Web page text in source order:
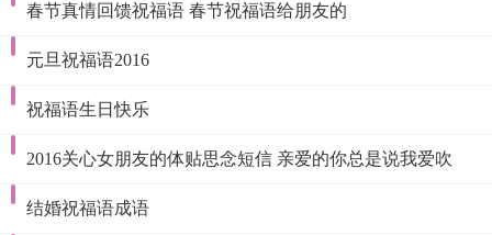
春节真情回馈祝福语 春节祝福语给朋友的
元旦祝福语2016
祝福语生日快乐
2016关心女朋友的体贴思念短信 亲爱的你总是说我爱吹
结婚祝福语成语